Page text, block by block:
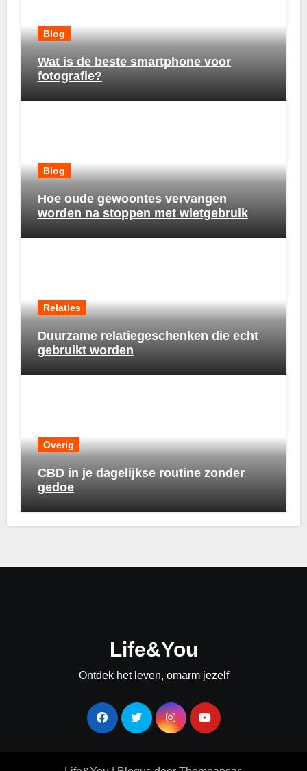
Blog
Wat is de beste smartphone voor
fotografie?
Blog
Hoe oude gewoontes vervangen
worden na stoppen met wietgebruik
Relaties
Duurzame relatiegeschenken die echt
gebruikt worden
Overig
CBD in je dagelijkse routine zonder
gedoe
Life&You
Ontdek het leven, omarm jezelf